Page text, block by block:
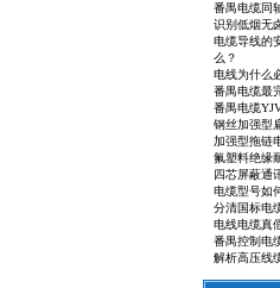
番禺电缆同
识别低烟无
电缆导线的
么？
电线为什么
番禺电缆最
番禺电缆
钢丝加强型
加强型拖链
氟塑料绝缘
四芯屏蔽通
电缆型号如
分清国标电
电线电缆真
番禺控制电
解析高压线